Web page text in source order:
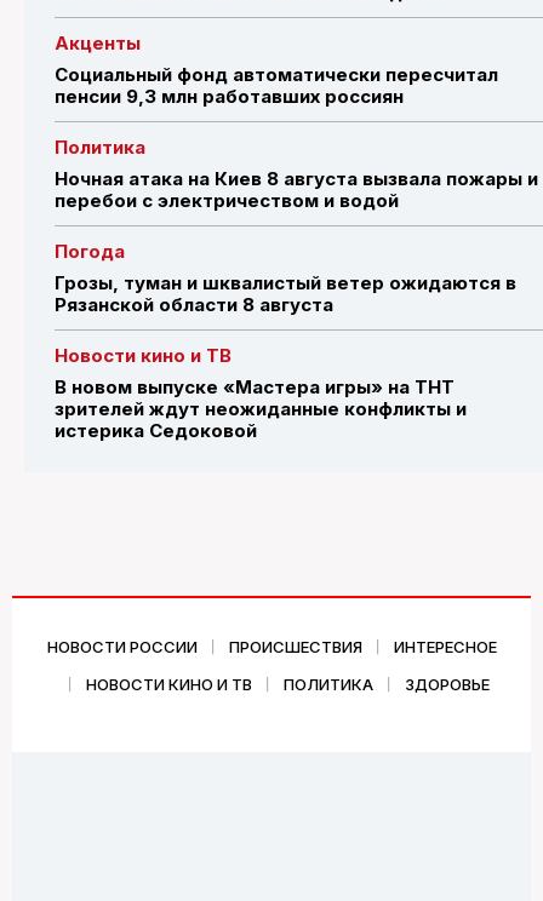
Акценты
Социальный фонд автоматически пересчитал
пенсии 9,3 млн работавших россиян
Политика
Ночная атака на Киев 8 августа вызвала пожары и
перебои с электричеством и водой
Погода
Грозы, туман и шквалистый ветер ожидаются в
Рязанской области 8 августа
Новости кино и ТВ
В новом выпуске «Мастера игры» на ТНТ
зрителей ждут неожиданные конфликты и
истерика Седоковой
НОВОСТИ РОССИИ ПРОИСШЕСТВИЯ
ИНТЕРЕСНОЕ
НОВОСТИ КИНО И ТВ
ПОЛИТИКА ЗДОРОВЬЕ